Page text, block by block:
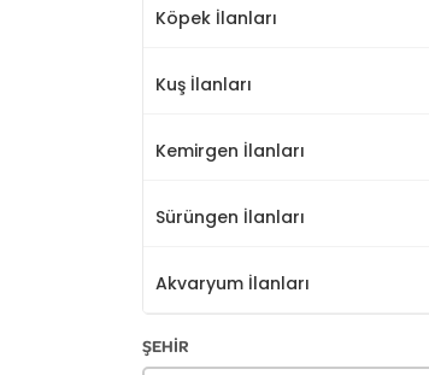
Köpek İlanları
Kuş İlanları
Kemirgen İlanları
Sürüngen İlanları
Akvaryum İlanları
ŞEHİR